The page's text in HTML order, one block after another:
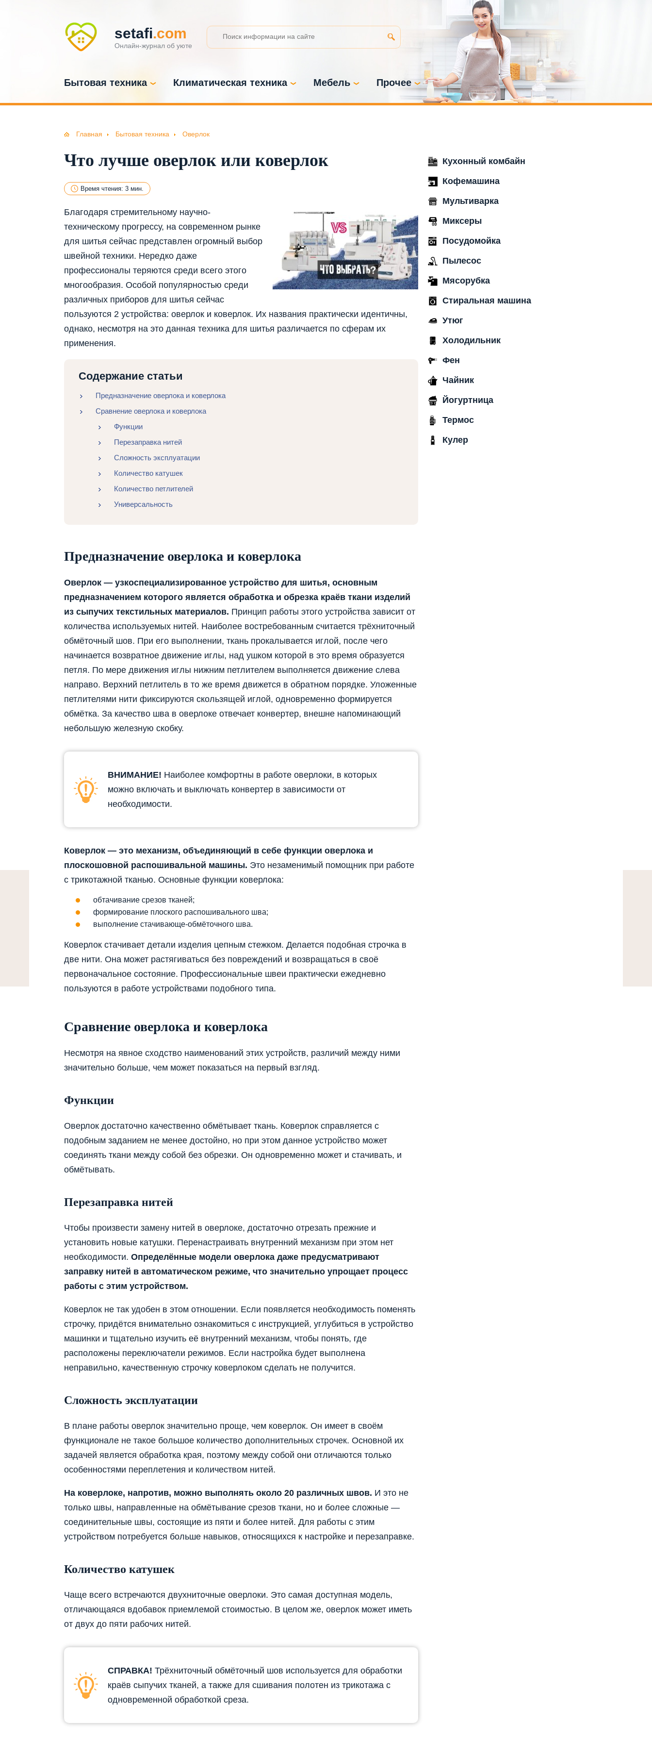
setafi.com
Онлайн-журнал об уюте
Бытовая техника Климатическая техника Мебель Прочее
Главная Бытовая техника Оверлок
Что лучше оверлок или коверлок
Время чтения: 3 мин.
Благодаря стремительному научно-
техническому прогрессу, на современном рынке
для шитья сейчас представлен огромный выбор
швейной техники. Нередко даже
профессионалы теряются среди всего этого
многообразия. Особой популярностью среди
различных приборов для шитья сейчас
пользуются 2 устройства: оверлок и коверлок. Их названия практически идентичны,
однако, несмотря на это данная техника для шитья различается по сферам их
применения.
Содержание статьи
Предназначение оверлока и коверлока
Сравнение оверлока и коверлока
Функции
Перезаправка нитей
Сложность эксплуатации
Количество катушек
Количество петлителей
Универсальность
Предназначение оверлока и коверлока
Оверлок — узкоспециализированное устройство для шитья, основным
предназначением которого является обработка и обрезка краёв ткани изделий
из сыпучих текстильных материалов. Принцип работы этого устройства зависит от
количества используемых нитей. Наиболее востребованным считается трёхниточный
обмёточный шов. При его выполнении, ткань прокалывается иглой, после чего
начинается возвратное движение иглы, над ушком которой в это время образуется
петля. По мере движения иглы нижним петлителем выполняется движение слева
направо. Верхний петлитель в то же время движется в обратном порядке. Уложенные
петлителями нити фиксируются скользящей иглой, одновременно формируется
обмётка. За качество шва в оверлоке отвечает конвертер, внешне напоминающий
небольшую железную скобку.
ВНИМАНИЕ! Наиболее комфортны в работе оверлоки, в которых
можно включать и выключать конвертер в зависимости от
необходимости.
Коверлок — это механизм, объединяющий в себе функции оверлока и
плоскошовной распошивальной машины. Это незаменимый помощник при работе
с трикотажной тканью. Основные функции коверлока:
обтачивание срезов тканей;
формирование плоского распошивального шва;
выполнение стачивающе-обмёточного шва.
Коверлок стачивает детали изделия цепным стежком. Делается подобная строчка в
две нити. Она может растягиваться без повреждений и возвращаться в своё
первоначальное состояние. Профессиональные швеи практически ежедневно
пользуются в работе устройствами подобного типа.
Сравнение оверлока и коверлока
Несмотря на явное сходство наименований этих устройств, различий между ними
значительно больше, чем может показаться на первый взгляд.
Функции
Оверлок достаточно качественно обмётывает ткань. Коверлок справляется с
подобным заданием не менее достойно, но при этом данное устройство может
соединять ткани между собой без обрезки. Он одновременно может и стачивать, и
обмётывать.
Перезаправка нитей
Чтобы произвести замену нитей в оверлоке, достаточно отрезать прежние и
установить новые катушки. Перенастраивать внутренний механизм при этом нет
необходимости. Определённые модели оверлока даже предусматривают
заправку нитей в автоматическом режиме, что значительно упрощает процесс
работы с этим устройством.
Коверлок не так удобен в этом отношении. Если появляется необходимость поменять
строчку, придётся внимательно ознакомиться с инструкцией, углубиться в устройство
машинки и тщательно изучить её внутренний механизм, чтобы понять, где
расположены переключатели режимов. Если настройка будет выполнена
неправильно, качественную строчку коверлоком сделать не получится.
Сложность эксплуатации
В плане работы оверлок значительно проще, чем коверлок. Он имеет в своём
функционале не такое большое количество дополнительных строчек. Основной их
задачей является обработка края, поэтому между собой они отличаются только
особенностями переплетения и количеством нитей.
На коверлоке, напротив, можно выполнять около 20 различных швов. И это не
только швы, направленные на обмётывание срезов ткани, но и более сложные —
соединительные швы, состоящие из пяти и более нитей. Для работы с этим
устройством потребуется больше навыков, относящихся к настройке и перезаправке.
Количество катушек
Чаще всего встречаются двухниточные оверлоки. Это самая доступная модель,
отличающаяся вдобавок приемлемой стоимостью. В целом же, оверлок может иметь
от двух до пяти рабочих нитей.
СПРАВКА! Трёхниточный обмёточный шов используется для обработки
краёв сыпучих тканей, а также для сшивания полотен из трикотажа с
одновременной обработкой среза.
Кухонный комбайн
Кофемашина
Мультиварка
Миксеры
Посудомойка
Пылесос
Мясорубка
Стиральная машина
Утюг
Холодильник
Фен
Чайник
Йогуртница
Термос
Кулер